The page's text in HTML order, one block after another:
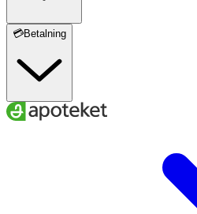
💳Betalning